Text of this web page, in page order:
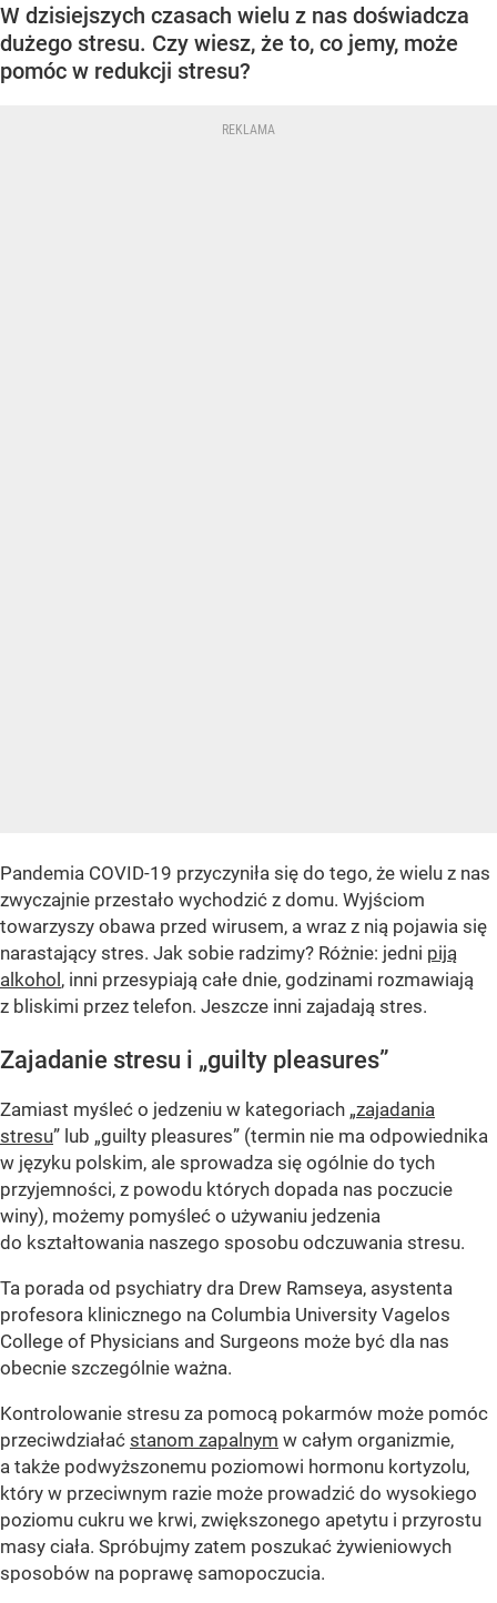
W dzisiejszych czasach wielu z nas doświadcza
dużego stresu. Czy wiesz, że to, co jemy, może
pomóc w redukcji stresu?
Pandemia COVID-19 przyczyniła się do tego, że wielu z nas
zwyczajnie przestało wychodzić z domu. Wyjściom
towarzyszy obawa przed wirusem, a wraz z nią pojawia się
narastający stres. Jak sobie radzimy? Różnie: jedni piją
alkohol, inni przesypiają całe dnie, godzinami rozmawiają
z bliskimi przez telefon. Jeszcze inni zajadają stres.
Zajadanie stresu i „guilty pleasures”
Zamiast myśleć o jedzeniu w kategoriach „zajadania
stresu” lub „guilty pleasures” (termin nie ma odpowiednika
w języku polskim, ale sprowadza się ogólnie do tych
przyjemności, z powodu których dopada nas poczucie
winy), możemy pomyśleć o używaniu jedzenia
do kształtowania naszego sposobu odczuwania stresu.
Ta porada od psychiatry dra Drew Ramseya, asystenta
profesora klinicznego na Columbia University Vagelos
College of Physicians and Surgeons może być dla nas
obecnie szczególnie ważna.
Kontrolowanie stresu za pomocą pokarmów może pomóc
przeciwdziałać stanom zapalnym w całym organizmie,
a także podwyższonemu poziomowi hormonu kortyzolu,
który w przeciwnym razie może prowadzić do wysokiego
poziomu cukru we krwi, zwiększonego apetytu i przyrostu
masy ciała. Spróbujmy zatem poszukać żywieniowych
sposobów na poprawę samopoczucia.